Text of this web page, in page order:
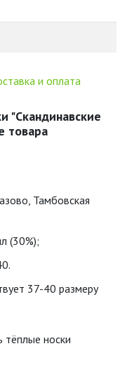
и оплата
"Скандинавские
товара
Тамбовская
(30%);
37-40 размеру
тёплые носки